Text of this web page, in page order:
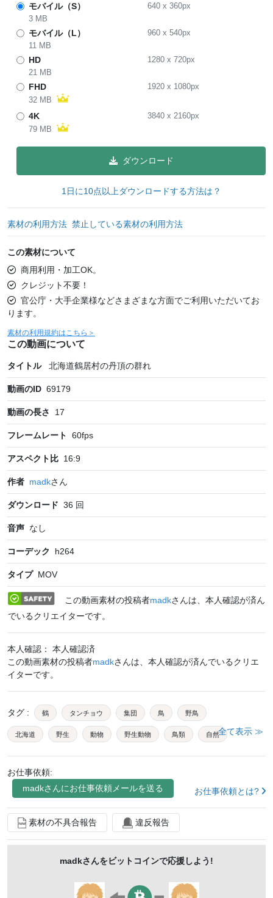
モバイル（S） 640x 360px
3 MB
モバイル（L） 960x 540px
11 MB
HD 1280x 720px
21 MB
FHD 1920x 1080px
32 MB
4K 3840x 2160px
79 MB
ダウンロード
1日に10点以上ダウンロードする方法は？
素材の利用方法 禁止している素材の利用方法
この素材について
商用利用・加工OK。
クレジット不要！
官公庁・大手企業様などさまざまな方面でご利用いただいてお
ります。
素材の利用規約はこちら＞
この動画について
タイトル 北海道鶴居村の丹頂の群れ
動画のID 69179
動画の長さ 17
フレームレート 60fps
アスペクト比 16:9
作者 madkさん
ダウンロード 36 回
音声 なし
コーデック h264
タイプ MOV
この動画素材の投稿者madkさんは、本人確認が済ん
でいるクリエイターです。
本人確認： 本人確認済
この動画素材の投稿者madkさんは、本人確認が済んでいるクリエ
イターです。
タグ : 鶴 タンチョウ 集団 鳥 野鳥
北海道 野生 動物 野生動物 鳥類 自然
生物 哺乳類 ツル 日本 陸の哺乳類
陸上動物
朝 早朝 鶴居村 冬 季節
風景 丹頂 道東 景色 木
ゆき ゆきげしき ふゆ 群れ
全て表示 ≫
お仕事依頼:
madkさんにお仕事依頼メールを送る お仕事依頼とは?
素材の不具合報告 違反報告
madkさんをビットコインで応援しよう!